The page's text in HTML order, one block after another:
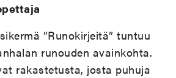
”Runokirjeitä” tuntuu
runouden avainkohta.
rakastetusta, josta puhuja